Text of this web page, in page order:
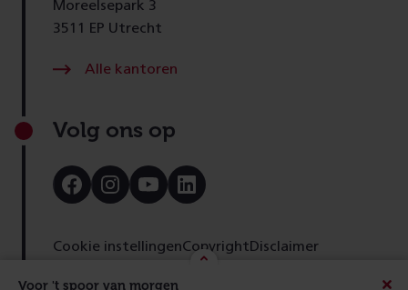
Voor 't spoor van morgen
Moreelsepark 3
3511 EP Utrecht
Alle kantoren
Volg ons op
Bezoek
onze
Bezoek
onze
Bezoek
onze
Bezoek
onze
Cookie instellingenCopyright Disclaimer